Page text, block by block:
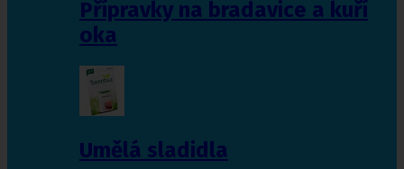
Přípravky na bradavice a kuří
oka
Umělá sladidla